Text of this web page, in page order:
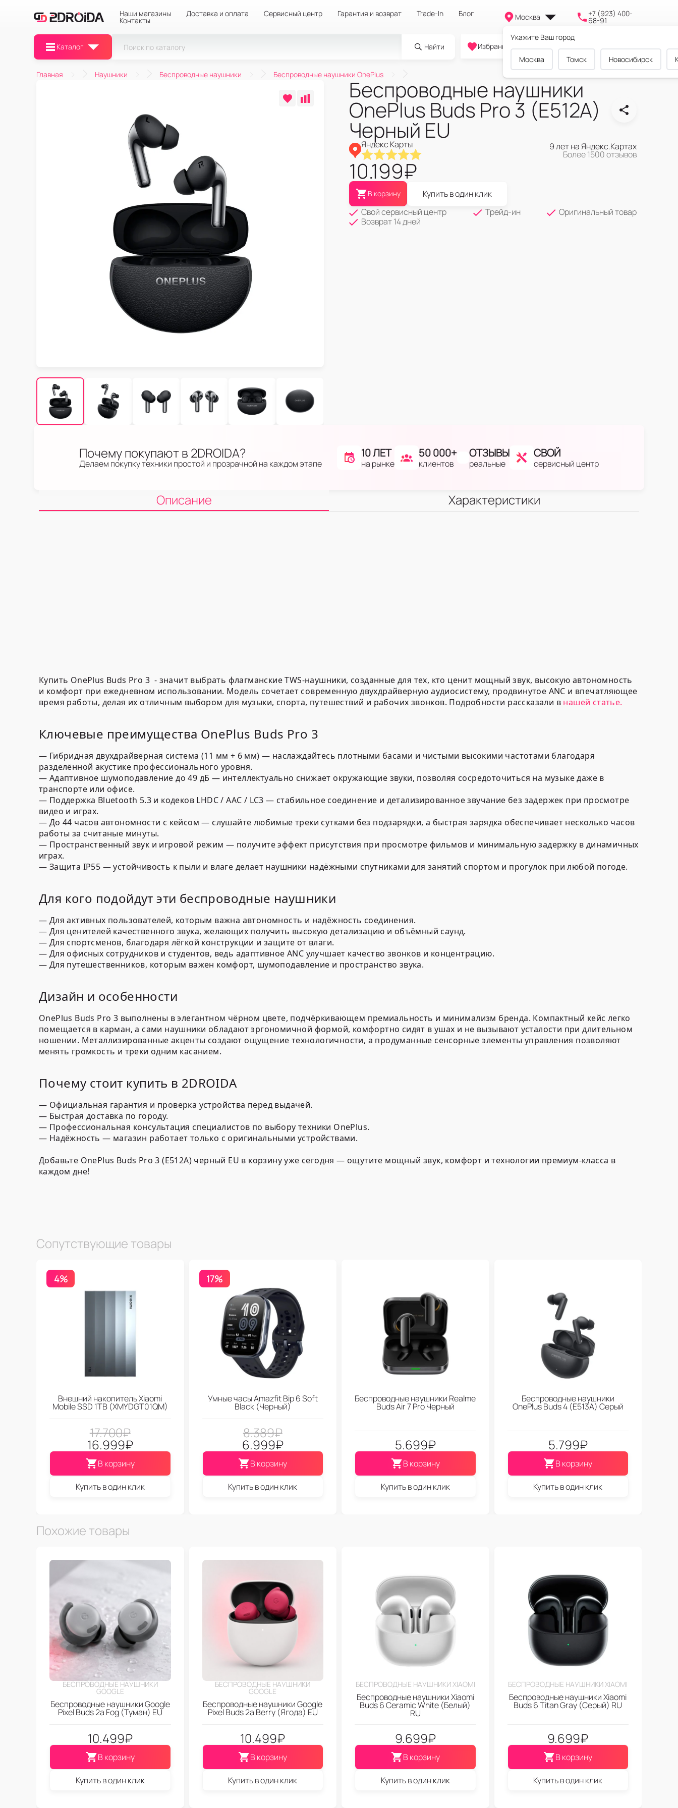
Наши магазины Доставка и оплата Сервисный центр Гарантия и возврат Trade-In Блог
Контакты Москва
Укажите Ваш город
Москва Томск Новосибирск
+7 (923) 400-
68-91
Каталог Найти
0
Избранное Cравнение Корзина
Главная Наушники Беспроводные наушники Беспроводные наушники OnePlus
Беспроводные наушники
OnePlus Buds Pro 3 (E512A)
Черный EU
Яндекс Карты 9 лет на Яндекс.Картах
Более 1500 отзывов
10.199₽
В корзину
Купить в один клик
Свой сервисный центр
Трейд-ин
Оригинальный товар
Возврат 14 дней
Почему покупают в 2DROIDA?
Делаем покупку техники простой и прозрачной на каждом этапе
10 ЛЕТ
на рынке
50 000+
клиентов
ОТЗЫВЫ
реальные
СВОЙ
сервисный центр
Описание Характеристики
Купить OnePlus Buds Pro 3 - значит выбрать флагманские TWS-наушники, созданные для тех, кто ценит мощный звук, высокую автономность
и комфорт при ежедневном использовании. Модель сочетает современную двухдрайверную аудиосистему, продвинутое ANC и впечатляющее
время работы, делая их отличным выбором для музыки, спорта, путешествий и рабочих звонков. Подробности рассказали в нашей статье.
Ключевые преимущества OnePlus Buds Pro 3
— Гибридная двухдрайверная система (11 мм + 6 мм) — наслаждайтесь плотными басами и чистыми высокими частотами благодаря
разделённой акустике профессионального уровня.
— Адаптивное шумоподавление до 49 дБ — интеллектуально снижает окружающие звуки, позволяя сосредоточиться на музыке даже в
транспорте или офисе.
— Поддержка Bluetooth 5.3 и кодеков LHDC / AAC / LC3 — стабильное соединение и детализированное звучание без задержек при просмотре
видео и играх.
— До 44 часов автономности с кейсом — слушайте любимые треки сутками без подзарядки, а быстрая зарядка обеспечивает несколько часов
работы за считаные минуты.
— Пространственный звук и игровой режим — получите эффект присутствия при просмотре фильмов и минимальную задержку в динамичных
играх.
— Защита IP55 — устойчивость к пыли и влаге делает наушники надёжными спутниками для занятий спортом и прогулок при любой погоде.
Для кого подойдут эти беспроводные наушники
— Для активных пользователей, которым важна автономность и надёжность соединения.
— Для ценителей качественного звука, желающих получить высокую детализацию и объёмный саунд.
— Для спортсменов, благодаря лёгкой конструкции и защите от влаги.
— Для офисных сотрудников и студентов, ведь адаптивное ANC улучшает качество звонков и концентрацию.
— Для путешественников, которым важен комфорт, шумоподавление и пространство звука.
Дизайн и особенности
OnePlus Buds Pro 3 выполнены в элегантном чёрном цвете, подчёркивающем премиальность и минимализм бренда. Компактный кейс легко
помещается в карман, а сами наушники обладают эргономичной формой, комфортно сидят в ушах и не вызывают усталости при длительном
ношении. Металлизированные акценты создают ощущение технологичности, а продуманные сенсорные элементы управления позволяют
менять громкость и треки одним касанием.
Почему стоит купить в 2DROIDA
— Официальная гарантия и проверка устройства перед выдачей.
— Быстрая доставка по городу.
— Профессиональная консультация специалистов по выбору техники OnePlus.
— Надёжность — магазин работает только с оригинальными устройствами.
Добавьте OnePlus Buds Pro 3 (E512A) черный EU в корзину уже сегодня — ощутите мощный звук, комфорт и технологии премиум-класса в
каждом дне!
Сопутствующие товары
4%
Внешний накопитель Xiaomi
Mobile SSD 1TB (XMYDGT01QM)
17.700₽
16.999₽
В корзину
Купить в один клик
17%
Умные часы Amazfit Bip 6 Soft
Black (Черный)
8.389₽
6.999₽
В корзину
Купить в один клик
Беспроводные наушники Realme
Buds Air 7 Pro Черный
5.699₽
В корзину
Купить в один клик
Беспроводные наушники
OnePlus Buds 4 (E513A) Серый
5.799₽
В корзину
Купить в один клик
Похожие товары
БЕСПРОВОДНЫЕ НАУШНИКИ
GOOGLE
Беспроводные наушники Google
Pixel Buds 2a Fog (Туман) EU
10.499₽
В корзину
Купить в один клик
БЕСПРОВОДНЫЕ НАУШНИКИ
GOOGLE
Беспроводные наушники Google
Pixel Buds 2a Berry (Ягода) EU
10.499₽
В корзину
Купить в один клик
БЕСПРОВОДНЫЕ НАУШНИКИ XIAOMI
Беспроводные наушники Xiaomi
Buds 6 Ceramic White (Белый)
RU
9.699₽
В корзину
Купить в один клик
БЕСПРОВОДНЫЕ НАУШНИКИ XIAOMI
Беспроводные наушники Xiaomi
Buds 6 Titan Gray (Серый) RU
9.699₽
В корзину
Купить в один клик